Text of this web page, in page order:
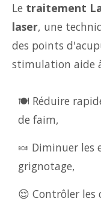
Le traitement
laser, une
des points
stimulation aide
🍽️ Réduire
de faim,
🍬 Diminuer les
grignotage,
😌 Contrôler